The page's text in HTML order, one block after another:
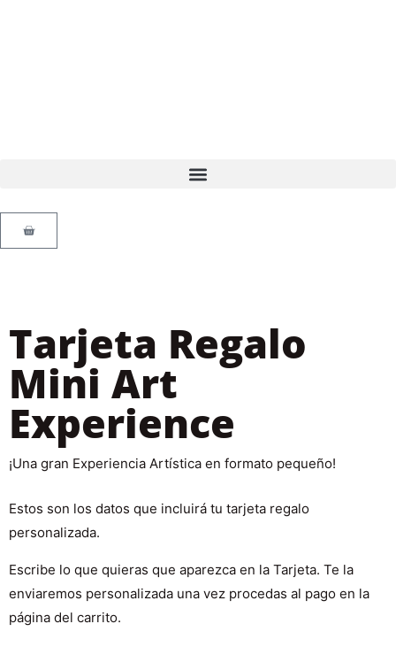
Tarjeta Regalo
Mini Art
Experience
¡Una gran Experiencia Artística en formato pequeño!
Estos son los datos que incluirá tu tarjeta regalo
personalizada.
Escribe lo que quieras que aparezca en la Tarjeta. Te la
enviaremos personalizada una vez procedas al pago en la
página del carrito.